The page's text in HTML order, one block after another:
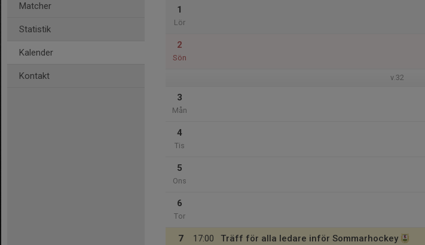
Matcher
Statistik
Kalender
Kontakt
1
Lör
2
Sön
v.32
3
Mån
4
Tis
5
Ons
6
Tor
7
17:00
Träff för alla ledare inför Sommarhockey